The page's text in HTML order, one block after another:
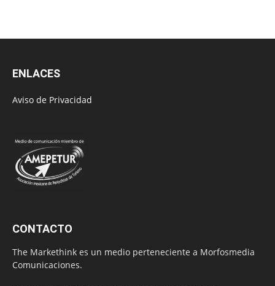
ENLACES
Aviso de Privacidad
CONTACTO
The Markethink es un medio perteneciente a Morfosmedia
Comunicaciones.